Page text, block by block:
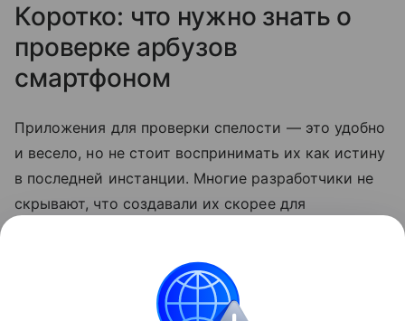
Коротко: что нужно знать о
проверке арбузов
смартфоном
Приложения для проверки спелости — это удобно
и весело, но не стоит воспринимать их как истину
в последней инстанции. Многие разработчики не
скрывают, что создавали их скорее для